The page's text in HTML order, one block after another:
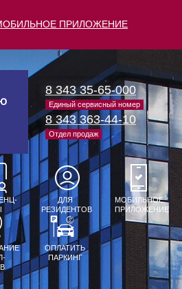
ПРИЛОЖЕНИЕ
8 343 35-65-000
Единый сервисный номер
8 343 363-44-10
Отдел продаж
ДЛЯ
РЕЗИДЕНТОВ
МОБИЛЬНОЕ
ПРИЛОЖЕНИЕ
ОПЛАТИТЬ
ПАРКИНГ